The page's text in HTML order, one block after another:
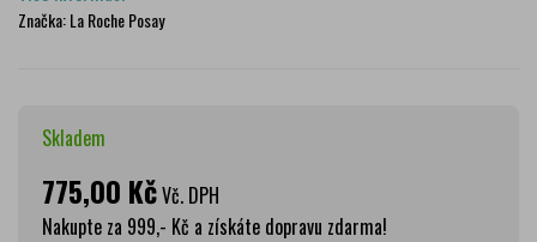
Značka:La Roche Posay
Skladem
775,00 KčVč. DPH
Nakupte za 999,- Kč a získáte dopravu zdarma!